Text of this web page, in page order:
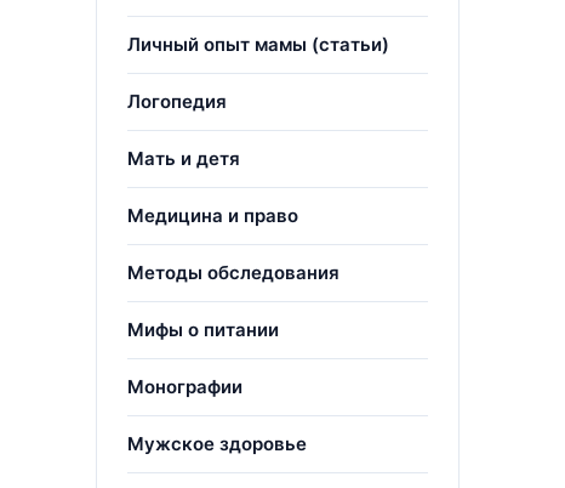
Личный опыт мамы (статьи)
Логопедия
Мать и детя
Медицина и право
Методы обследования
Мифы о питании
Монографии
Мужское здоровье